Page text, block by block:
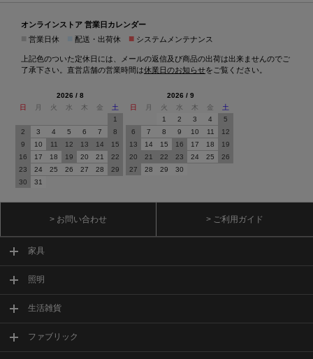
オンラインストア 営業日カレンダー
営業日休 配送・出荷休 ■ システムメンテナンス
上記色のついた定休日には、メールの返信及び商品の出荷は出来ませんのでご
了承下さい。直営店舗の営業時間は休業日のお知らせをご覧ください。
2026 / 8
日
月 火 水 木 金
土
1
2
3 4 5 6 7
8
9
10 11 12 13 14
15
16
17 18 19 20 21
22
23
24 25 26 27 28
29
30
31
2026 / 9
日
月 火 水 木 金
土
1
2 3 4
5
6
7 8 9 10 11
12
13
14 15 16 17 18
19
20
21 22 23 24 25
26
27
28 29 30
> お問い合わせ > ご利用ガイド
家具
照明
生活雑貨
ファブリック